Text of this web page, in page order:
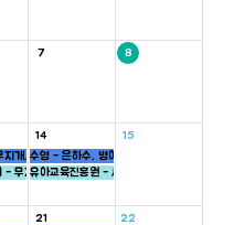
7 8
지개, 씨앗, 하늘반
- 무지개반
14
수영 - 은하수, 병아리반
유아교육진흥원 - 씨앗반
15
21
22